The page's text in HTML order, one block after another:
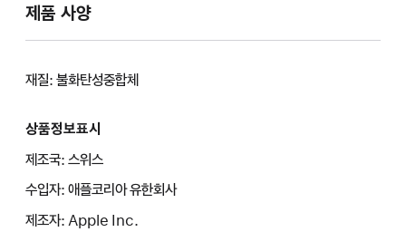
제품 사양
재질: 불화탄성중합체
상품정보표시
제조국: 스위스
수입자: 애플코리아 유한회사
제조자: Apple Inc.